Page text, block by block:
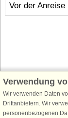
Vor der Anreise
Schließen Sie sich
Erhalten Sie einen
Ferienhausurlaub -
Verwendung
Wir verwenden Daten
Drittanbietern. Wir
personenbezogenen